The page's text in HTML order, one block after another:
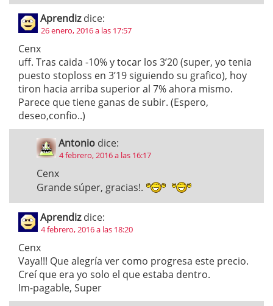
Aprendiz dice:
26 enero, 2016 a las 17:57
Cenx
uff. Tras caida -10% y tocar los 3’20 (super, yo tenia
puesto stoploss en 3’19 siguiendo su grafico), hoy
tiron hacia arriba superior al 7% ahora mismo.
Parece que tiene ganas de subir. (Espero,
deseo,confio..)
Antonio dice:
4 febrero, 2016 a las 16:17
Cenx
Grande súper, gracias!.
Aprendiz dice:
4 febrero, 2016 a las 18:20
Cenx
Vaya!!! Que alegría ver como progresa este precio.
Creí que era yo solo el que estaba dentro.
Im-pagable, Super